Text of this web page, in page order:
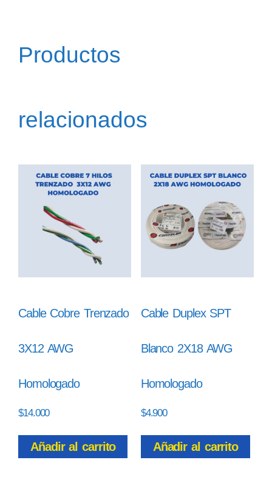
Productos
relacionados
Cable Cobre Trenzado
3X12 AWG
Homologado
$14.000
Añadir al carrito
Cable Duplex SPT
Blanco 2X18 AWG
Homologado
$4.900
Añadir al carrito